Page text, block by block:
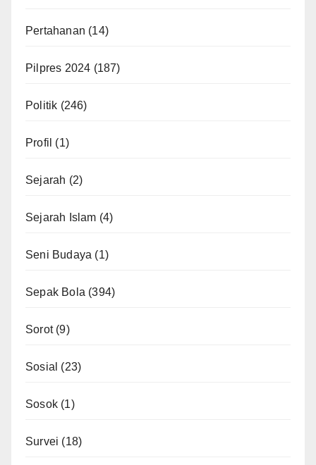
Pertahanan (14)
Pilpres 2024 (187)
Politik (246)
Profil (1)
Sejarah (2)
Sejarah Islam (4)
Seni Budaya (1)
Sepak Bola (394)
Sorot(9)
Sosial (23)
Sosok (1)
Survei (18)